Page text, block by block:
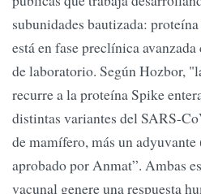
subunidades bautizada:
está en fase preclínica
de laboratorio. Según Hozbor,
recurre a la proteína Spike
distintas variantes del SARS-
de mamífero, más un
aprobado por Anmat”. Ambas
vacunal genere una respuesta